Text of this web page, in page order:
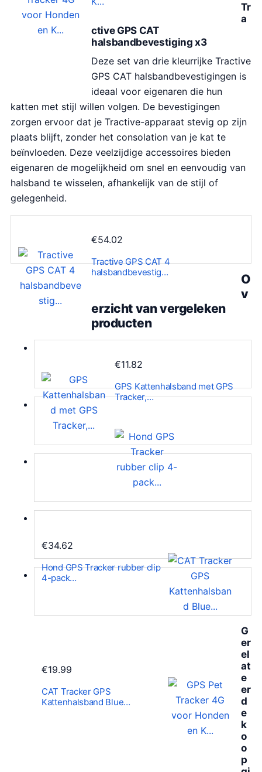
Tr
a
ctive GPS CAT
halsbandbevestiging x3
Deze set van drie kleurrijke Tractive
GPS CAT halsbandbevestigingen is
ideaal voor eigenaren die hun
katten met stijl willen volgen. De bevestigingen
zorgen ervoor dat je Tractive-apparaat stevig op zijn
plaats blijft, zonder het consolation van je kat te
beïnvloeden. Deze veelzijdige accessoires bieden
eigenaren de mogelijkheid om snel en eenvoudig van
halsband te wisselen, afhankelijk van de stijl of
gelegenheid.
€54.02
Tractive GPS CAT 4
halsbandbevestig…
O
v
erzicht van vergeleken
producten
€11.82
GPS Kattenhalsband met GPS
Tracker,…
€34.62
Hond GPS Tracker rubber clip
4-pack…
€19.99
CAT Tracker GPS
Kattenhalsband Blue…
G
er
el
at
e
er
d
e
k
o
o
p